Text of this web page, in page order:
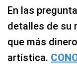
En las
detalles de su
que más
artística.